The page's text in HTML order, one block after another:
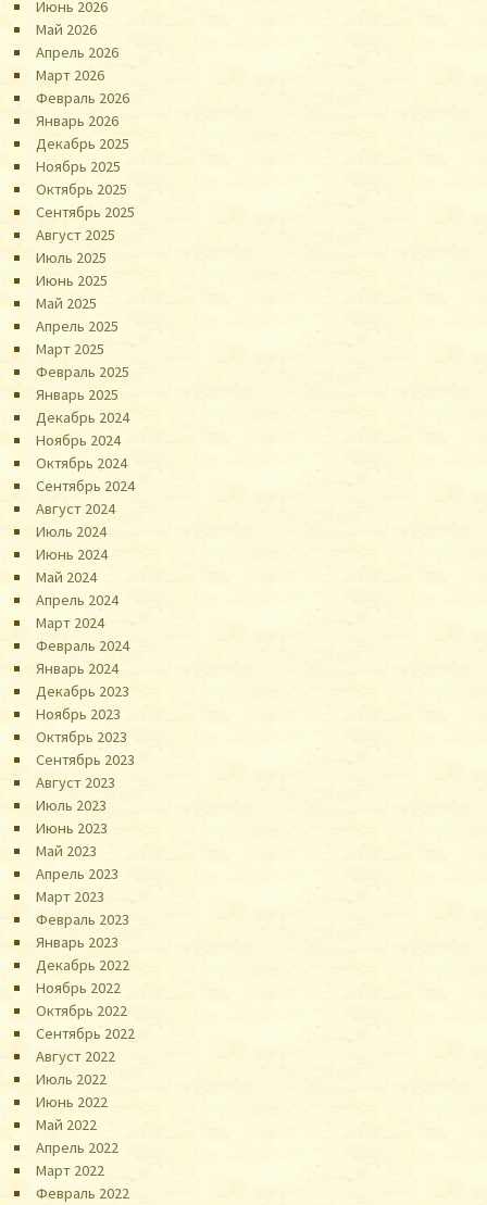
Июнь 2026
Май 2026
Апрель 2026
Март 2026
Февраль 2026
Январь 2026
Декабрь 2025
Ноябрь 2025
Октябрь 2025
Сентябрь 2025
Август 2025
Июль 2025
Июнь 2025
Май 2025
Апрель 2025
Март 2025
Февраль 2025
Январь 2025
Декабрь 2024
Ноябрь 2024
Октябрь 2024
Сентябрь 2024
Август 2024
Июль 2024
Июнь 2024
Май 2024
Апрель 2024
Март 2024
Февраль 2024
Январь 2024
Декабрь 2023
Ноябрь 2023
Октябрь 2023
Сентябрь 2023
Август 2023
Июль 2023
Июнь 2023
Май 2023
Апрель 2023
Март 2023
Февраль 2023
Январь 2023
Декабрь 2022
Ноябрь 2022
Октябрь 2022
Сентябрь 2022
Август 2022
Июль 2022
Июнь 2022
Май 2022
Апрель 2022
Март 2022
Февраль 2022